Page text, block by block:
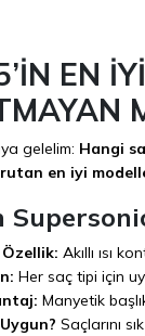
EN
gelelim: Hangi
en iyi
Özellik: Akıllı ısı
Her saç tipi için
Manyetik
Saçlarını